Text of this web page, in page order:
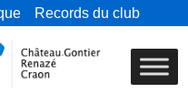
Records du club